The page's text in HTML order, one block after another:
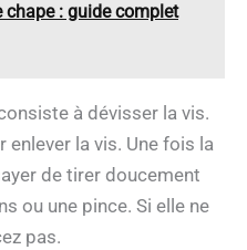
chape : guide complet
à dévisser la vis.
enlever la vis. Une fois la
de tirer doucement
ou une pince. Si elle ne
pas.